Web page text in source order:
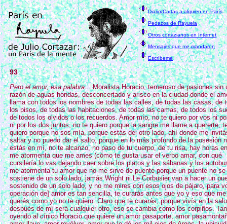
Diario/Cartas a alguien en París
Pedazos de Rayuela
Otros cortazianos en Internet
Mensajes que me mandaron
Escríbeme
93
Pero el amor, esa palabra... Moralista Horacio, temeroso de pasiones sin
razón de aguas hondas, desconcertado y arisco en la ciudad donde el
llama con todos los nombres de todas las calles, de todas las casas, de
los pisos, de todas las habitaciones, de todas las camas, de todos los
de todos los olvidos o los recuerdos. Amor mío, no te quiero por vos ni
ni por los dos juntos, no te quiero porque la sangre me llame a quererte,
quiero porque no sos mía, porque estás del otro lado, ahí donde me
saltar y no puedo dar el salto, porque en lo más profundo de la posesión
estás en mí, no te alcanzo, no paso de tu cuerpo, de tu risa, hay horas
me atormenta que me ames (cómo te gusta usar el verbo amar, con qué
cursilería lo vas dejando caer sobre los platos y las sábanas y los
me atormenta tu amor que no me sirve de puente porque un puente no se
sostiene de un solo lado, jamás Wright ni Le Corbusier van a hacer un
sostenido de un solo lado, y no me mires con esos ojos de pájaro, para
operación de] amor es tan sencilla, te curarás antes que yo y eso que me
querés como yo no te quiero. Claro que te curarás, porque vivís en la
después de mí será cualquier otro, eso se cambia como los corpiños.
oyendo al cínico Horacio que quiere un amor pasaporte, amor